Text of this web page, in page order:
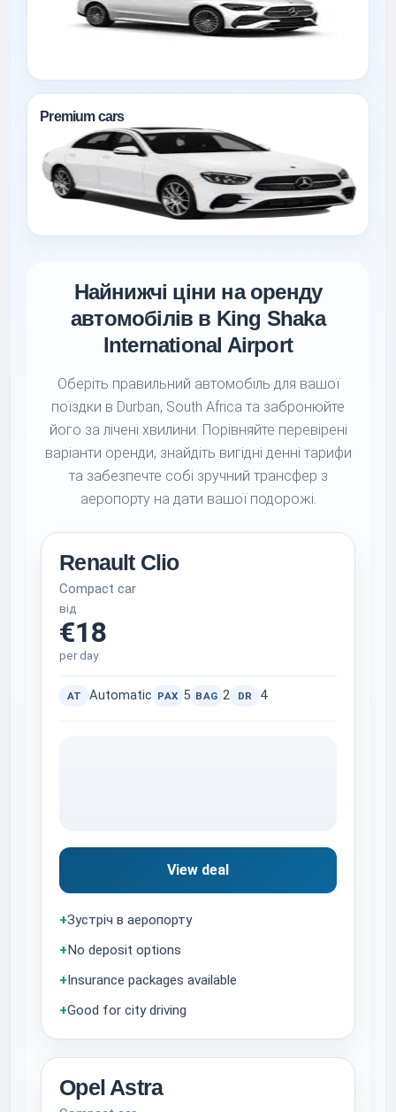
Premium cars
Найнижчі ціни на оренду
автомобілів в King Shaka
International Airport
Оберіть правильний автомобіль для вашої
поїздки в Durban, South Africa та забронюйте
його за лічені хвилини. Порівняйте перевірені
варіанти оренди, знайдіть вигідні денні тарифи
та забезпечте собі зручний трансфер з
аеропорту на дати вашої подорожі.
Renault Clio
Compact car
від
€18
per day
AT Automatic PAX 5 BAG 2 DR 4
View deal
+Зустріч в аеропорту
+No deposit options
+Insurance packages available
+Good for city driving
Opel Astra